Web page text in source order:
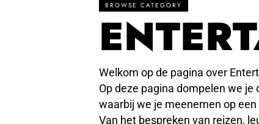
BROWSE CATEGORY
Welkom op de pagina over
Op deze pagina dompelen we
waarbij we je meenemen op
Van het bespreken van reizen,